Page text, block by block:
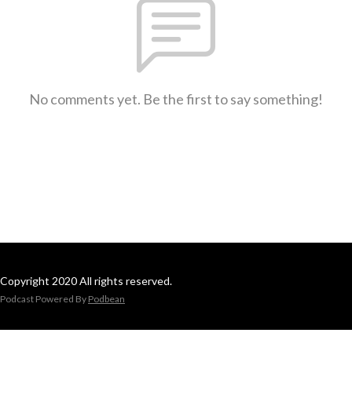
No comments yet. Be the first to say something!
Copyright 2020 All rights reserved.
Podcast Powered By Podbean